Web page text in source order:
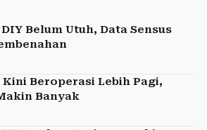
Belum Utuh, Data Sensus
Kini Beroperasi Lebih Pagi,
Banyak